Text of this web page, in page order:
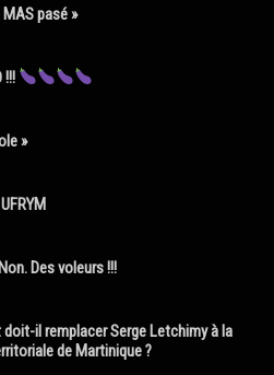
pasé »
!!!
»
Des voleurs !!!
doit-il remplacer Serge Letchimy à la
de Martinique ?